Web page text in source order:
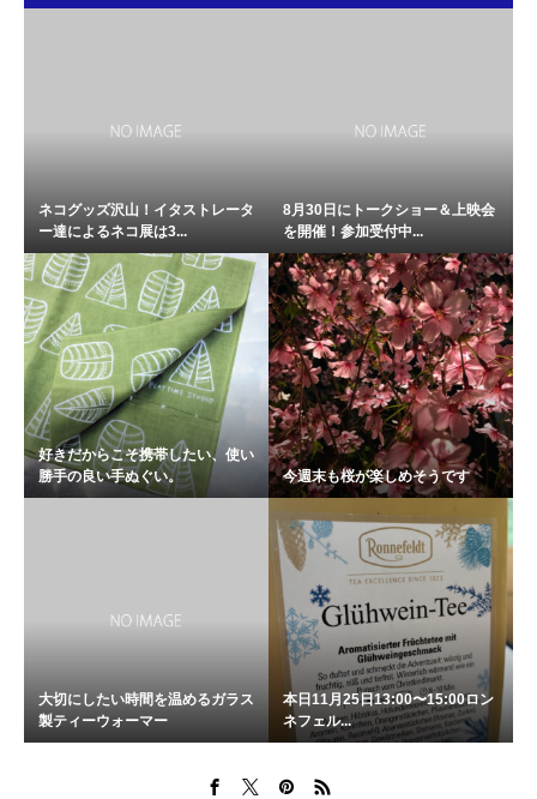
ネコグッズ沢山！イタストレータ
ー達によるネコ展は3...
8月30日にトークショー＆上映会
を開催！参加受付中...
好きだからこそ携帯したい、使い
勝手の良い手ぬぐい。
今週末も桜が楽しめそうです
大切にしたい時間を温めるガラス
製ティーウォーマー
本日11月25日13:00〜15:00ロン
ネフェル...